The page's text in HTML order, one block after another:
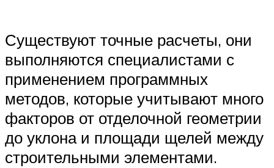
Существуют точные расчеты, они
выполняются специалистами с
применением программных
методов, которые учитывают много
факторов от отделочной геометрии
до уклона и площади щелей между
строительными элементами.